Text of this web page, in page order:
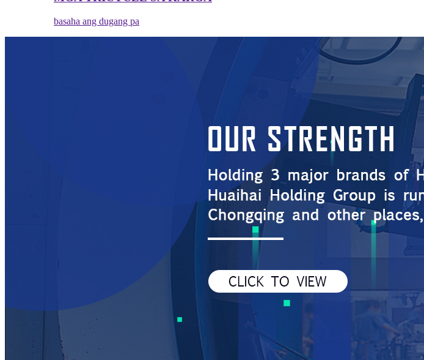
basaha ang dugang pa